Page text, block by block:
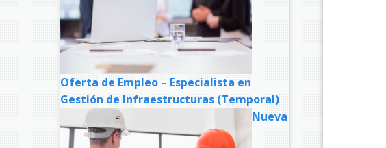
Oferta de Empleo – Especialista en
Gestión de Infraestructuras (Temporal)
Nueva